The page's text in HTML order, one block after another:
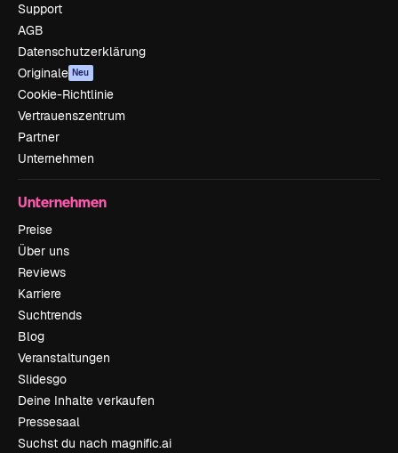
Support
AGB
Datenschutzerklärung
Originale Neu
Cookie-Richtlinie
Vertrauenszentrum
Partner
Unternehmen
Unternehmen
Preise
Über uns
Reviews
Karriere
Suchtrends
Blog
Veranstaltungen
Slidesgo
Deine Inhalte verkaufen
Pressesaal
Suchst du nach magnific.ai